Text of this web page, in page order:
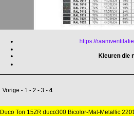
https://
Kleuren die
Vorige - 1 - 2 - 3 - 4
Duco Ton 15ZR duco300 Bicolor-Mat-Metallic